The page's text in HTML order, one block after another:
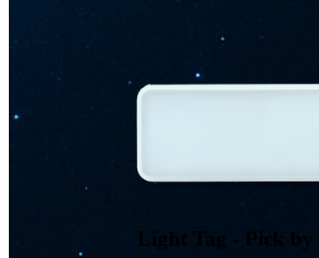
Light Tag - Pick